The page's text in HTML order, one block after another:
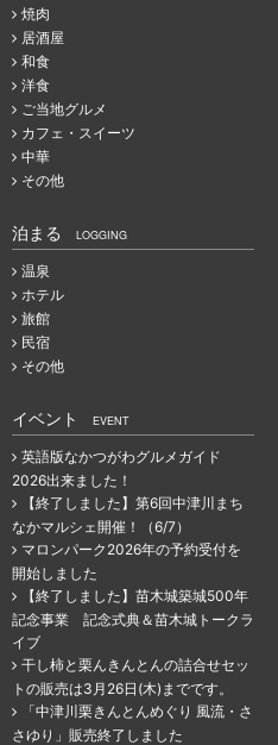
焼肉
居酒屋
和食
洋食
ご当地グルメ
カフェ・スイーツ
中華
その他
泊まる LOGGING
温泉
ホテル
旅館
民宿
その他
イベント EVENT
英語版なかつがわグルメガイド
2026出来ました！
【終了しました】第6回中津川まち
なかマルシェ開催！（6/7）
マロンパーク2026年の予約受付を
開始しました
【終了しました】苗木城築城500年
記念事業 記念式典＆苗木城トークラ
イブ
干し柿と栗んきんとんの詰合せセッ
トの販売は3月26日(木)までです。
「中津川栗きんとんめぐり 風流・さ
さゆり」販売終了しました